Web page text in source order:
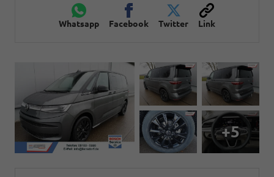
Whatsapp Facebook Twitter Link
+5